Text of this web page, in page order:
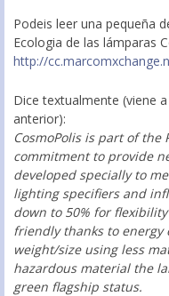
Podeis leer una pequeña
Ecologia de las lámparas
http://
Dice textualmente (viene
anterior):
CosmoPolis is part of
commitment to provide
developed specially to
lighting specifiers and
down to 50% for
friendly thanks to
weight/size using less
hazardous material the
green flagship status.